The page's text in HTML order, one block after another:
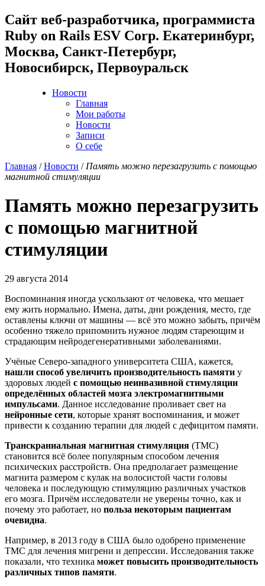
Cайт веб-разработчика, программиста
Ruby on Rails ESV Corp. Екатеринбург,
Москва, Санкт-Петербург,
Новосибирск, Первоуральск
Новости
Главная
Мои работы
Новости
Записи
О себе
Главная /Новости / Память можно перезагрузить с помощью
магнитной стимуляции
Память можно перезагрузить
с помощью магнитной
стимуляции
29 августа 2014
Воспоминания иногда ускользают от человека, что мешает
ему жить нормально. Имена, даты, дни рождения, место, где
оставлены ключи от машины — всё это можно забыть, причём
особенно тяжело припомнить нужное людям стареющим и
страдающим нейродегенеративными заболеваниями.
Учёные Северо-западного университета США, кажется,
нашли способ увеличить производительность памяти у
здоровых людей с помощью неинвазивной стимуляции
определённых областей мозга электромагнитными
импульсами. Данное исследование проливает свет на
нейронные сети, которые хранят воспоминания, и может
привести к созданию терапии для людей с дефицитом памяти.
Транскраниальная магнитная стимуляция (ТМС)
становится всё более популярным способом лечения
психических расстройств. Она предполагает размещение
магнита размером с кулак на волосистой части головы
человека и последующую стимуляцию различных участков
его мозга. Причём исследователи не уверены точно, как и
почему это работает, но польза некоторым пациентам
очевидна.
Например, в 2013 году в США было одобрено применение
ТМС для лечения мигрени и депрессии. Исследования также
показали, что техника может повысить производительность
различных типов памяти.